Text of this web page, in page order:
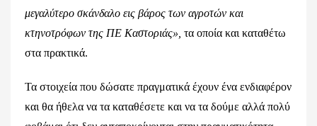
μεγαλύτερο σκάνδαλο εις βάρος των αγροτών και
κτηνοτρόφων της ΠΕ Καστοριάς», τα οποία και καταθέτω
στα πρακτικά.
Τα στοιχεία που δώσατε πραγματικά έχουν ένα ενδιαφέρον
και θα ήθελα να τα καταθέσετε και να τα δούμε αλλά πολύ